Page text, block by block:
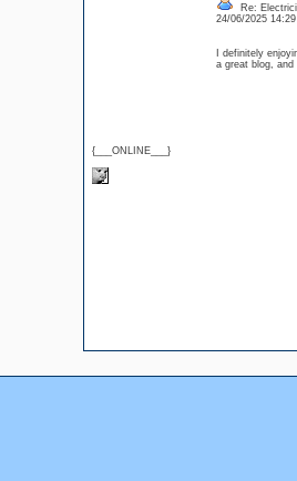
{___ONLINE___}
Re:
24/06/2025
I definitely
a great blog,